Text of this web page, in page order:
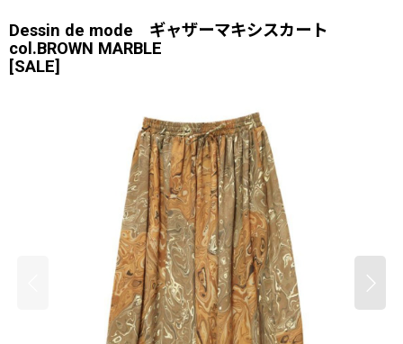
Dessin de mode ギャザーマキシスカート
col.BROWN MARBLE
[SALE]